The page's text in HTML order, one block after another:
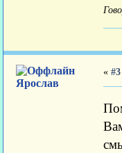
Ярослав
« #3